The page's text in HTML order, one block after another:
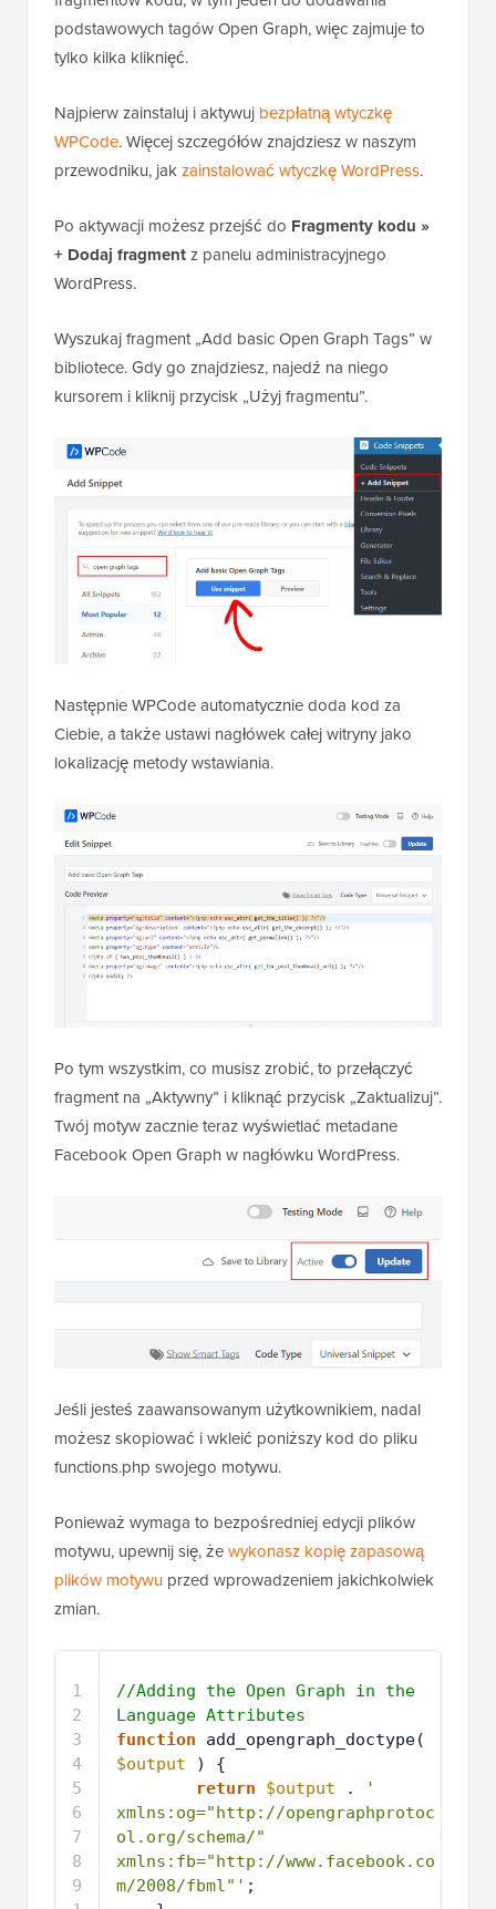
podstawowych tagów Open Graph, więc zajmuje to
tylko kilka kliknięć.
Najpierw zainstaluj i aktywuj bezpłatną wtyczkę
WPCode. Więcej szczegółów znajdziesz w naszym
przewodniku, jakzainstalować wtyczkę WordPress.
Po aktywacji możesz przejść do Fragmenty kodu »
+ Dodaj fragmentz panelu administracyjnego
WordPress.
Wyszukaj fragment „Add basic Open Graph Tags” w
bibliotece. Gdy go znajdziesz, najedź na niego
kursorem i kliknij przycisk „Użyj fragmentu”.
Następnie WPCode automatycznie doda kod za
Ciebie, a także ustawi nagłówek całej witryny jako
lokalizację metody wstawiania.
Po tym wszystkim, co musisz zrobić, to przełączyć
fragment na „Aktywny” i kliknąć przycisk „Zaktualizuj”.
Twój motyw zacznie teraz wyświetlać metadane
Facebook Open Graph w nagłówku WordPress.
Jeśli jesteś zaawansowanym użytkownikiem, nadal
możesz skopiować i wkleić poniższy kod do pliku
functions.php swojego motywu.
Ponieważ wymaga to bezpośredniej edycji plików
motywu, upewnij się, żewykonasz kopię zapasową
plików motywu przed wprowadzeniem jakichkolwiek
zmian.
1
2
3
//Adding the Open Graph in the
Language Attributes
function
$output
) {
return
$output .
'
xmlns:og="http://opengraphprotoc
ol.org/schema/"
xmlns:fb="http://www.facebook.co
m/2008/fbml"' ;